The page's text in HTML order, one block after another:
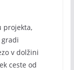
projekta,
v dolžini
ceste od